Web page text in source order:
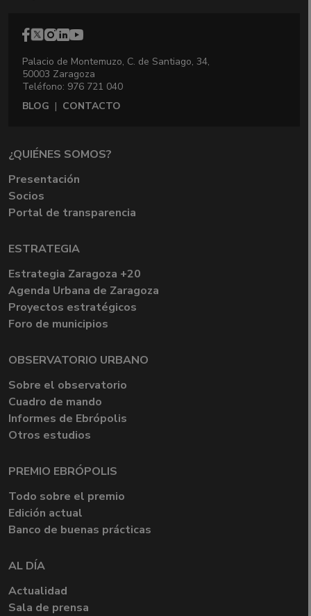
Palacio de Montemuzo, C. de Santiago, 34,
50003 Zaragoza
Teléfono: 976 721 040
BLOG | CONTACTO
¿QUIÉNES SOMOS?
Presentación
Socios
Portal de transparencia
ESTRATEGIA
Estrategia Zaragoza +20
Agenda Urbana de Zaragoza
Proyectos estratégicos
Foro de municipios
OBSERVATORIO URBANO
Sobre el observatorio
Cuadro de mando
Informes de Ebrópolis
Otros estudios
PREMIO EBRÓPOLIS
Todo sobre el premio
Edición actual
Banco de buenas prácticas
AL DÍA
Actualidad
Sala de prensa